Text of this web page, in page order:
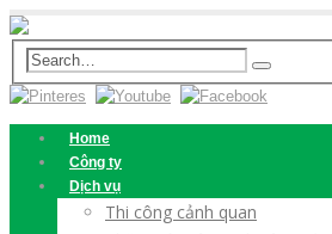
Home
Công ty
Dịch vụ
Thi công cảnh quan